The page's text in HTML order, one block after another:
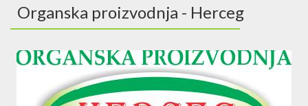
Organska proizvodnja - Herceg